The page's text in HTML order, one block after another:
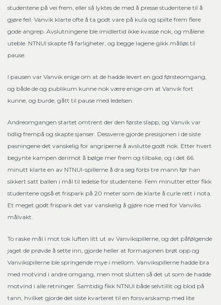
studentene på vei frem, eller så lyktes de med å presse studentene til å
gjøre feil. Vanvik klarte ofte å ta godt vare på kula og spilte frem flere
gode angrep. Avslutningene ble imidlertid ikke kvasse nok, og målene
uteble. NTNUI skapte få farligheter, og begge lagene gikk målløs til
pause.
I pausen var Vanvik enige om at de hadde levert en god førsteomgang,
og både de og publikum kunne nok være enige om at Vanvik fort
kunne, og burde, gått til pause med ledelsen.
Andreomgangen startet omtrent der den første slapp, og Vanvik var
tidlig frempå og skapte sjanser. Dessverre gjorde presisjonen i de siste
pasningene det vanskelig for angriperne å avslutte godt nok. Etter hvert
begynte kampen derimot å bølge mer frem og tilbake, og i det 66.
minutt klarte en av NTNUI-spillerne å dra seg forbi tre mann før han
sikkert satt ballen i mål til ledelse for studentene. Fem minutter etter fikk
studentene også et frispark på 20 meter som de klarte å curle rett i nota.
Et meget godt frispark det var vanskelig å gjøre noe med for Vanviks
målvakt.
To raske mål i mot tok luften litt ut av Vanvikspillerne, og det påfølgende
jaget de prøvde å sette inn, gjorde heller at formasjonen brøt opp og
Vanvikspillerne ble springende mye i mellom. Vanvikspillerne hadde bra
med motvind i andre omgang, men mot slutten så det ut som de hadde
motvind i alle retninger. Samtidig fikk NTNUI både selvtillit og blod på
tann, hvilket gjorde det siste kvarteret til en forsvarskamp med lite